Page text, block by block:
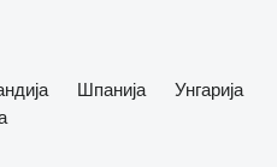
Шпанија
Унгарија